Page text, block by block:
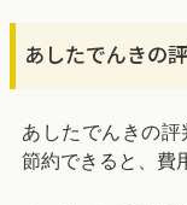
あしたでんきの
あしたでんきの
節約できると、費